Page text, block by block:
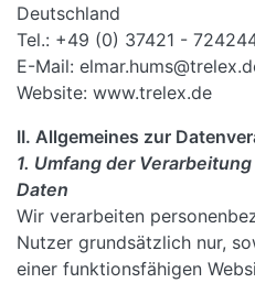
Deutschland
Tel.: +49 (0) 37421 -
E-Mail:
Website: www.trelex.de
II. Allgemeines zur
1. Umfang der
Daten
Wir verarbeiten
Nutzer grundsätzlich nur,
einer funktionsfähigen